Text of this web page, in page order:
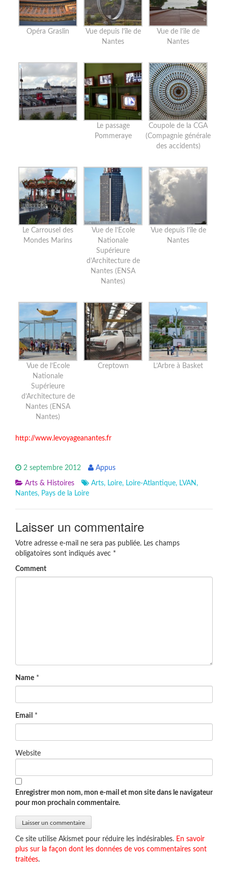
Opéra Graslin
Vue depuis l’île de
Nantes
Vue de l’île de
Nantes
Le passage
Pommeraye
Coupole de la CGA
(Compagnie générale
des accidents)
Le Carrousel des
Mondes Marins
Vue de l’Ecole
Nationale
Supérieure
d’Architecture de
Nantes (ENSA
Nantes)
Vue depuis l’île de
Nantes
Vue de l’Ecole
Nationale
Supérieure
d’Architecture de
Nantes (ENSA
Nantes)
Creptown L’Arbre à Basket
http://www.levoyageanantes.fr
2 septembre 2012 Appus
Arts & Histoires Arts, Loire, Loire-Atlantique, LVAN ,
Nantes, Pays de la Loire
Laisser un commentaire
Votre adresse e-mail ne sera pas publiée. Les champs
obligatoires sont indiqués avec *
Comment
Name *
Email *
Website
Enregistrer mon nom, mon e-mail et mon site dans le navigateur
pour mon prochain commentaire.
Ce site utilise Akismet pour réduire les indésirables. En savoir
plus sur la façon dont les données de vos commentaires sont
traitées.